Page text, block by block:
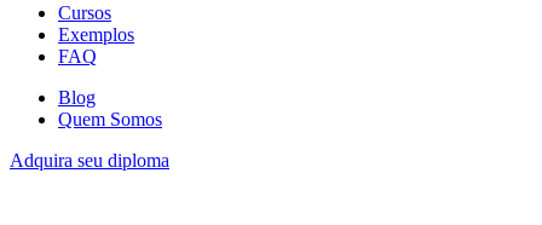
Cursos
Exemplos
FAQ
Blog
Quem Somos
Adquira seu diploma